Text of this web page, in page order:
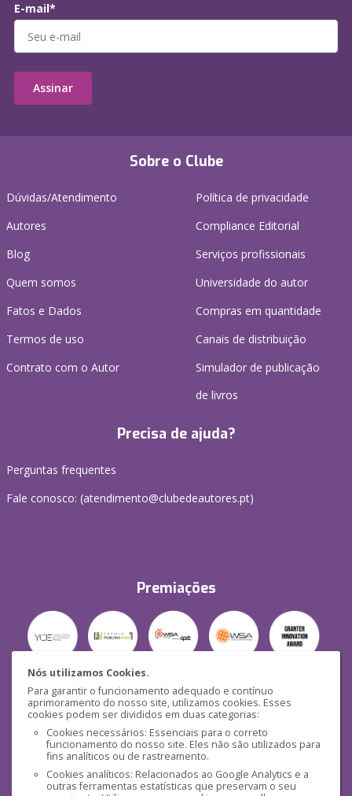
Nós utilizamos Cookies.
Para garantir o funcionamento adequado e contínuo
aprimoramento do nosso site, utilizamos cookies. Esses
cookies podem ser divididos em duas categorias:
Cookies necessários: Essenciais para o correto
funcionamento do nosso site. Eles não são utilizados para
fins analíticos ou de rastreamento.
Cookies analíticos: Relacionados ao Google Analytics e a
outras ferramentas estatísticas que preservam o seu
Sobre o Clube
Dúvidas/Atendimento
Autores
Blog
Quem somos
Fatos e Dados
Termos de uso
Contrato com o Autor
Política de privacidade
Compliance Editorial
Serviços profissionais
Universidade do autor
Compras em quantidade
Canais de distribuição
Simulador de publicação
de livros
Precisa de ajuda?
Perguntas frequentes
Fale conosco: (atendimento@clubedeautores.pt)
Premiações
Segurança
E-mail*
Assinar